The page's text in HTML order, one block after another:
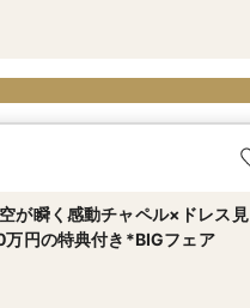
が瞬く感動チャペル×ドレス見
円の特典付き*BIGフェア